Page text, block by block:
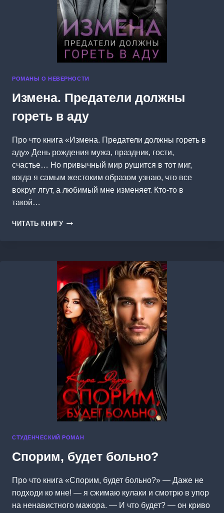
РОМАНЫ О НЕВЕРНОСТИ
Измена. Предатели должны
гореть в аду
Про что книга «Измена. Предатели должны гореть в
аду» День рождения мужа, праздник, гости,
счастье… Но привычный мир рушится в тот миг,
когда я самым жестоким образом узнаю, что все
вокруг лгут, а любимый мне изменяет. Кто-то в
такой…
ЧИТАТЬ КНИГУ ИЗМЕНА.
В
СТУДЕНЧЕСКИЙ РОМАН
Спорим, будет больно?
Про что книга «Спорим, будет больно?» — Даже не
подходи ко мне! — я сжимаю кулаки и смотрю в упор
на ненавистного мажора. — И что будет? — он криво